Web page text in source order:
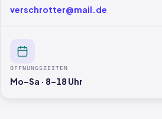
verschrotter@mail.de
ÖFFNUNGSZEITEN
Mo–Sa · 8–18 Uhr